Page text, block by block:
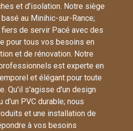
et d'isolation. Notre siège
au Minihic-sur-Rance;
de servir Pacé avec des
pour tous vos besoins en
et de rénovation. Notre
est experte en
et élégant pour toute
Qu'il s'agisse d'un design
PVC durable; nous
et une installation de
à vos besoins